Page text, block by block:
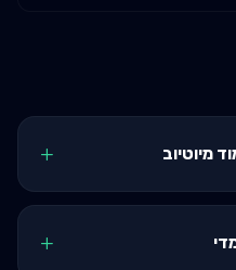
מיוטיוב +
+